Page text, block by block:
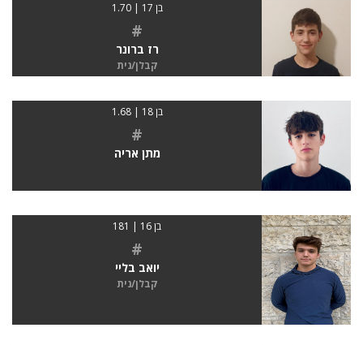
בן 17 | 1.70
#
רז ברונר
קבלן/נית
בן 18 | 1.68
#
מתן אריה
בן 16 | 181
#
יואב בליי
קבלן/נית